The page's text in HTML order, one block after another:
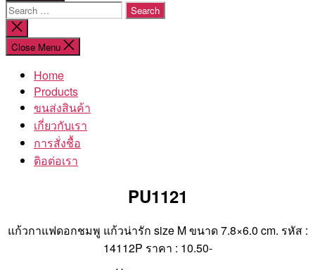
Search
for:
Close
search
Close Menu
Home
Products
ขนส่งสินค้า
เกี่ยวกับเรา
การสั่งชื้อ
ติอต่อเรา
PU1121
แก้วกาแฟดอกชมพู แก้วน่ารัก size M ขนาด 7.8×6.0 cm. รหัส :
14112P ราคา : 10.50-